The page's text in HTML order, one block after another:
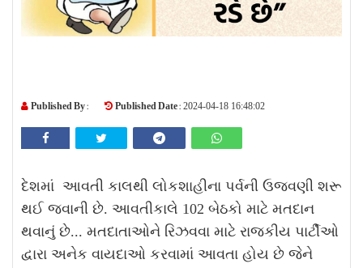
Published By : Published Date : 2024-04-18 16:48:02
દેશમાં આવતી કાલથી લોકશાહીના પર્વની ઉજવણી શરૂ
થઈ જવાની છે. આવતીકાલે 102 બેઠકો માટે મતદાન
થવાનું છે... મતદાતાઓને રિઝવવા માટે રાજકીય પાર્ટીઓ
દ્વારા અનેક વાયદાઓ કરવામાં આવતા હોય છે જેને